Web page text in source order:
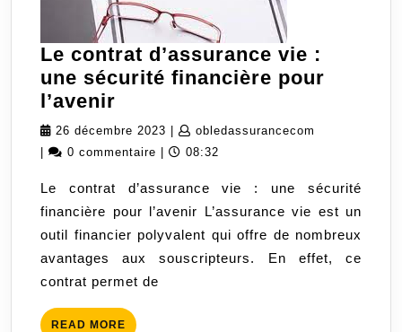
Le contrat d’assurance vie :
une sécurité financière pour
l’avenir
contrat
d’assurance
une
sécurité
financière
pour
l’avenir
26 décembre 2023 26
décembre
| obledassurancecom
|
0 commentaire | 08:32
Le contrat d’assurance vie : une sécurité
financière pour l’avenir L’assurance vie est un
outil financier polyvalent qui offre de nombreux
avantages aux souscripteurs. En effet, ce
contrat permet de
READ MORE READ